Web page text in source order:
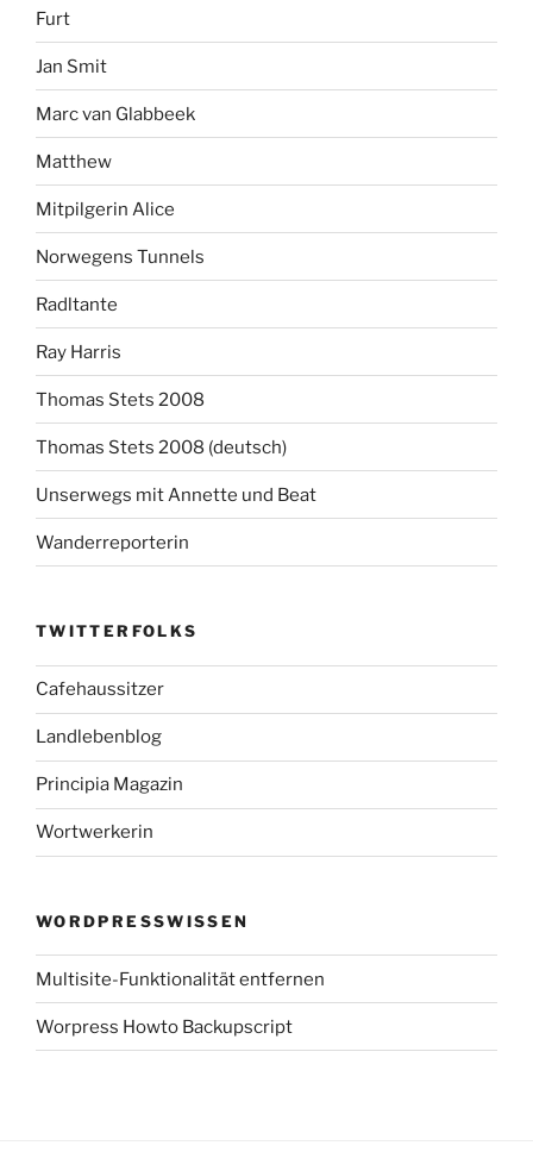
Furt
Jan Smit
Marc van Glabbeek
Matthew
Mitpilgerin Alice
Norwegens Tunnels
Radltante
Ray Harris
Thomas Stets 2008
Thomas Stets 2008 (deutsch)
Unserwegs mit Annette und Beat
Wanderreporterin
TWITTERFOLKS
Cafehaussitzer
Landlebenblog
Principia Magazin
Wortwerkerin
WORDPRESSWISSEN
Multisite-Funktionalität entfernen
Worpress Howto Backupscript